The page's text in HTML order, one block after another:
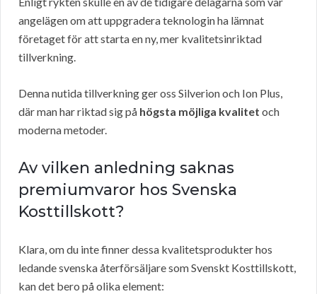
angelägen om att uppgradera teknologin ha lämnat
företaget för att starta en ny, mer kvalitetsinriktad
tillverkning.
Denna nutida tillverkning ger oss Silverion och Ion Plus,
där man har riktad sig på högsta möjliga kvalitet och
moderna metoder.
Av vilken anledning saknas
premiumvaror hos Svenska
Kosttillskott?
Klara, om du inte finner dessa kvalitetsprodukter hos
ledande svenska återförsäljare som Svenskt Kosttillskott,
kan det bero på olika element: